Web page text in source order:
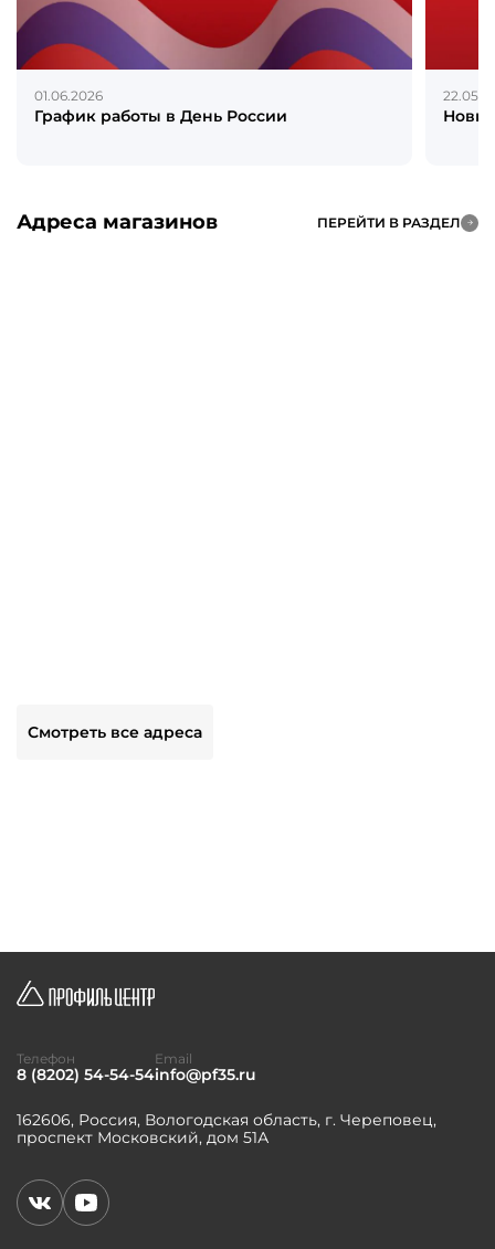
01.06.2026
График работы в День России
Адреса магазинов ПЕРЕЙТИ В РАЗДЕЛ
Смотреть все адреса
162606, Россия, Вологодская область, г. Череповец,
проспект Московский, дом 51А
Телефон
8 (8202) 54-54-54
Email
info@pf35.ru